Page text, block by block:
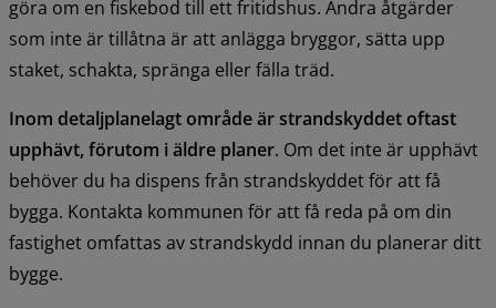
göra om en fiskebod till ett fritidshus. Andra åtgärder
som inte är tillåtna är att anlägga bryggor, sätta upp
staket, schakta, spränga eller fälla träd.
Inom detaljplanelagt område är strandskyddet oftast
upphävt, förutom i äldre planer. Om det inte är upphävt
behöver du ha dispens från strandskyddet för att få
bygga. Kontakta kommunen för att få reda på om din
fastighet omfattas av strandskydd innan du planerar ditt
bygge.